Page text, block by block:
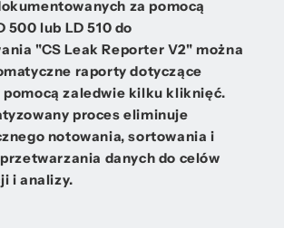
za pomocą
500 lub LD 510 do
"CS Leak Reporter V2" można
raporty dotyczące
pomocą zaledwie kilku kliknięć.
proces eliminuje
notowania, sortowania i
danych do celów
i analizy.